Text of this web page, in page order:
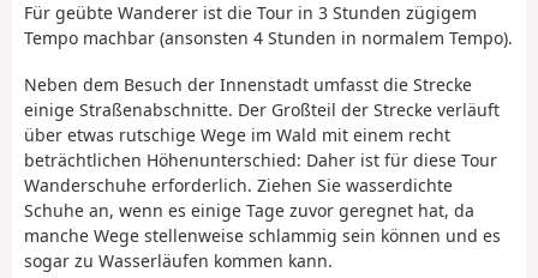
Für geübte Wanderer ist die Tour in 3 Stunden zügigem
Tempo machbar (ansonsten 4 Stunden in normalem Tempo).
Neben dem Besuch der Innenstadt umfasst die Strecke
einige Straßenabschnitte. Der Großteil der Strecke verläuft
über etwas rutschige Wege im Wald mit einem recht
beträchtlichen Höhenunterschied: Daher ist für diese Tour
Wanderschuhe erforderlich. Ziehen Sie wasserdichte
Schuhe an, wenn es einige Tage zuvor geregnet hat, da
manche Wege stellenweise schlammig sein können und es
sogar zu Wasserläufen kommen kann.